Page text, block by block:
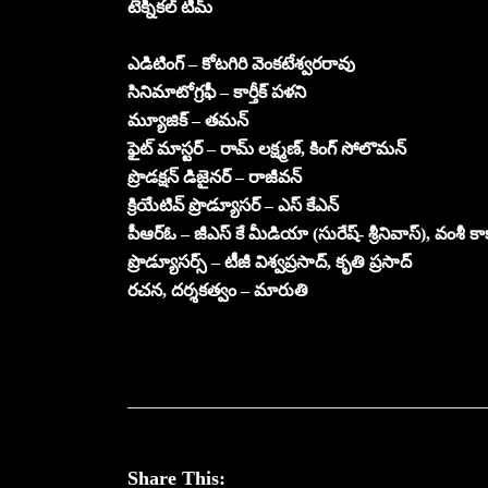
టెక్నికల్ టీమ్
ఎడిటింగ్ – కోటగిరి వెంకటేశ్వరరావు
సినిమాటోగ్రఫీ – కార్తీక్ పళని
మ్యూజిక్ – తమన్
ఫైట్ మాస్టర్ – రామ్ లక్ష్మణ్, కింగ్ సోలొమన్
ప్రొడక్షన్ డిజైనర్ – రాజీవన్
క్రియేటివ్ ప్రొడ్యూసర్ – ఎస్ కేఎన్
పీఆర్ఓ – జీఎస్ కే మీడియా (సురేష్- శ్రీనివాస్), వంశీ
ప్రొడ్యూసర్స్ – టీజీ విశ్వప్రసాద్, కృతి ప్రసాద్
రచన, దర్శకత్వం – మారుతి
Share This: